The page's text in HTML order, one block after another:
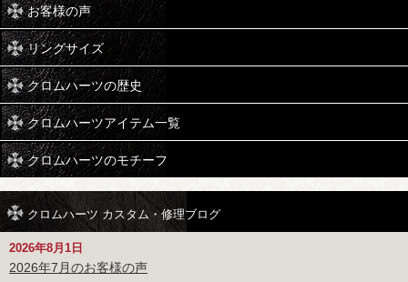
お客様の声
リングサイズ
クロムハーツの歴史
クロムハーツアイテム一覧
クロムハーツのモチーフ
クロムハーツ カスタム・修理ブログ
2026年8月1日
2026年7月のお客様の声